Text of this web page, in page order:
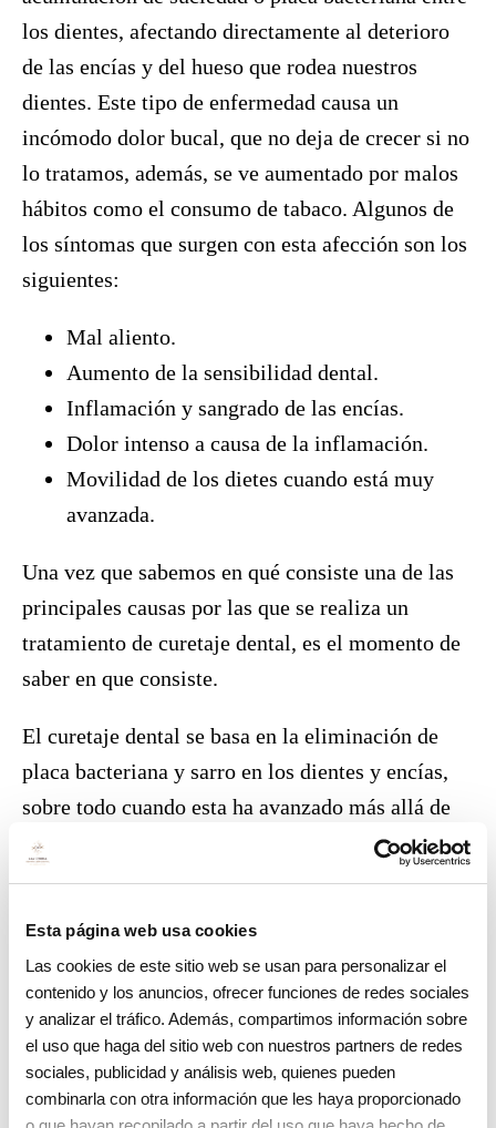
Esta página web usa cookies
Las cookies de este sitio web se usan para personalizar el
contenido y los anuncios, ofrecer funciones de redes sociales
y analizar el tráfico. Además, compartimos información sobre
el uso que haga del sitio web con nuestros partners de redes
sociales, publicidad y análisis web, quienes pueden
combinarla con otra información que les haya proporcionado
los dientes, afectando directamente al deterioro
de las encías y del hueso que rodea nuestros
dientes. Este tipo de enfermedad causa un
incómodo dolor bucal, que no deja de crecer si no
lo tratamos, además, se ve aumentado por malos
hábitos como el consumo de tabaco. Algunos de
los síntomas que surgen con esta afección son los
siguientes:
Mal aliento.
Aumento de la sensibilidad dental.
Inflamación y sangrado de las encías.
Dolor intenso a causa de la inflamación.
Movilidad de los dietes cuando está muy
avanzada.
Una vez que sabemos en qué consiste una de las
principales causas por las que se realiza un
tratamiento de curetaje dental, es el momento de
saber en que consiste.
El curetaje dental se basa en la eliminación de
placa bacteriana y sarro en los dientes y encías,
sobre todo cuando esta ha avanzado más allá de
las encías, llegando a contactar directamente con
el hueso. El proceso que se lleva a cabo en este
debajo de la encía, alisando la zona de la raíz del
diente en último lugar.
Aplicaciones del curetaje